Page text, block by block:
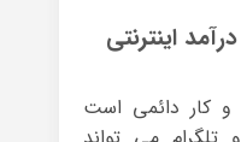
اینترنتی
و کار دائمی است